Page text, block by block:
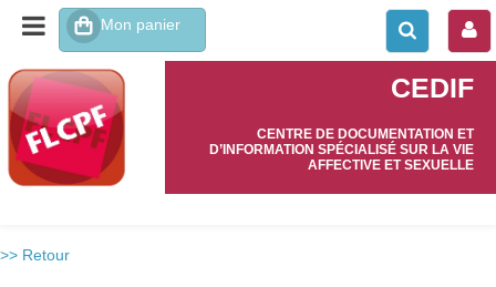
CEDIF
CENTRE DE DOCUMENTATION ET
D’INFORMATION SPÉCIALISÉ SUR LA VIE
AFFECTIVE ET SEXUELLE
>> Retour